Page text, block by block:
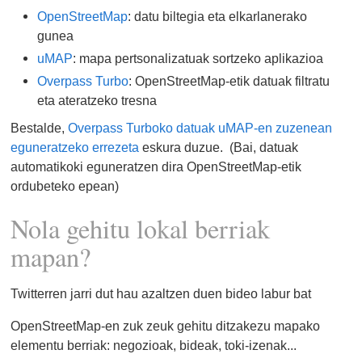
OpenStreetMap: datu biltegia eta elkarlanerako
gunea
uMAP: mapa pertsonalizatuak sortzeko aplikazioa
Overpass Turbo: OpenStreetMap-etik datuak filtratu
eta ateratzeko tresna
Bestalde,Overpass Turboko datuak uMAP-en zuzenean
eguneratzeko errezeta eskura duzue. (Bai, datuak
automatikoki eguneratzen dira OpenStreetMap-etik
ordubeteko epean)
Nola gehitu lokal berriak
mapan?
Twitterren jarri dut hau azaltzen duen bideo labur bat
OpenStreetMap-en zuk zeuk gehitu ditzakezu mapako
elementu berriak: negozioak, bideak, toki-izenak...